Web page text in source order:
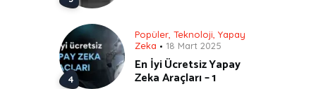
Popüler, Teknoloji, Yapay
Zeka
18 Mart 2025
En İyi Ücretsiz Yapay
Zeka Araçları – 1